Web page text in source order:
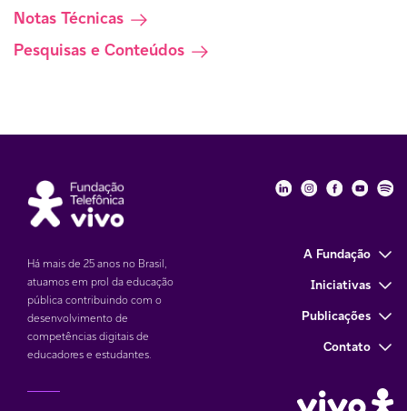
Notas Técnicas
Pesquisas e Conteúdos
Há mais de 25 anos no Brasil,
atuamos em prol da educação
pública contribuindo com o
desenvolvimento de
competências digitais de
educadores e estudantes.
Fundação
Fundação
A Fundação
Iniciativas
Publicações
Contato